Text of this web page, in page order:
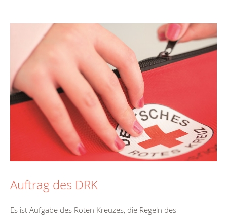
Auftrag des DRK
Es ist Aufgabe des Roten Kreuzes, die Regeln des